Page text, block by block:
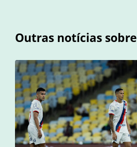
Outras notícias sobre